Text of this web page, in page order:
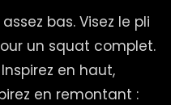
bas. Visez le pli
un squat complet.
en haut,
en remontant :